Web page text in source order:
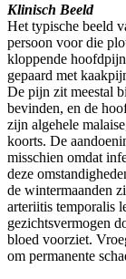
Klinisch Beeld
Het typische beeld
persoon voor die
kloppende
gepaard met
De pijn zit meestal
bevinden, en de
zijn algehele
koorts. De
misschien omdat
deze
de wintermaanden
arteriitis temporalis
gezichtsvermogen
bloed voorziet.
om permanente